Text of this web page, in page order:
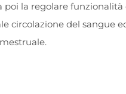
poi la regolare funzionalità
circolazione del sangue